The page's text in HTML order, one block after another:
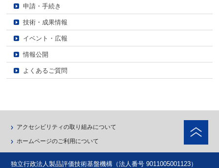
申請・手続き
技術・成果情報
イベント・広報
情報公開
よくあるご質問
アクセシビリティの取り組みについて
ホームページのご利用について
独立行政法人製品評価技術基盤機構（法人番号 9011005001123）